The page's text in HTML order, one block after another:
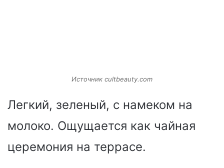
Источник cultbeauty.com
Легкий, зеленый, с намеком на
молоко. Ощущается как чайная
церемония на террасе.